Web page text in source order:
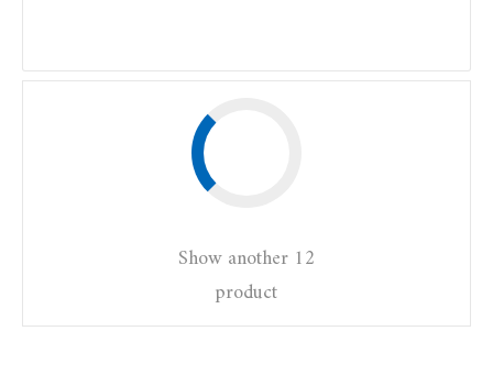
Show another 12
product